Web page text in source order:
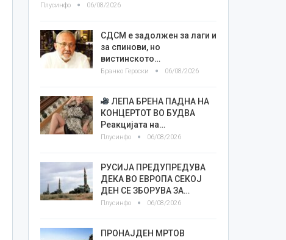
Плусинфо 06/08/2026
СДСМ е задолжен за лаги и
за спинови, но
вистинското…
Бранко Героски 06/08/2026
ЛЕПА БРЕНА ПАДНА НА
КОНЦЕРТОТ ВО БУДВА
Реакцијата на…
Плусинфо 06/08/2026
РУСИЈА ПРЕДУПРЕДУВА
ДЕКА ВО ЕВРОПА СЕКОЈ
ДЕН СЕ ЗБОРУВА ЗА…
Плусинфо 06/08/2026
ПРОНАЈДЕН МРТОВ